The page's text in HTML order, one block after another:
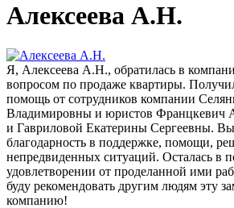
Алексеева А.Н.
Я, Алексеева А.Н., обратилась в
вопросом по продаже квартиры.
помощь от сотрудников компании
Владимировны и юристов Францкевич
и Гавриловой Екатерины Сергеевны.
благодарность в поддержке, помощи,
непредвиденных ситуаций. Осталась в
удовлетворении от проделанной ими
буду рекомендовать другим людям эту
компанию!